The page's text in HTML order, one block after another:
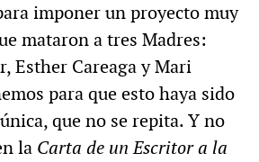
imponer un proyecto muy
mataron a tres Madres:
Esther Careaga y Mari
para que esto haya sido
que no se repita. Y no
la Carta de un Escritor a la